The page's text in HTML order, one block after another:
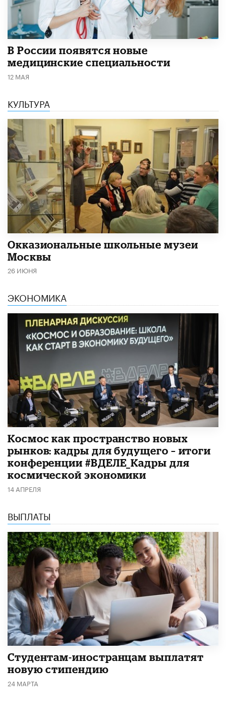
В России появятся новые
медицинские специальности
12 МАЯ
КУЛЬТУРА
​Окказиональные школьные музеи
Москвы
26 ИЮНЯ
ЭКОНОМИКА
Космос как пространство новых
рынков: кадры для будущего – итоги
конференции #ВДЕЛЕ_Кадры для
космической экономики
14 АПРЕЛЯ
ВЫПЛАТЫ
Студентам-иностранцам выплатят
новую стипендию
24 МАРТА